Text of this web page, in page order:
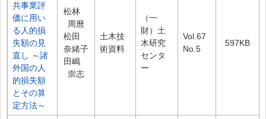
共事業評
価に用い
る人的損
失額の見
直し ～諸
外国の人
的損失額
とその算
定方法～
松林
周麿
松田
奈緒子
田嶋
崇志
土木技
術資料
（一
財）土
木研究
センタ
ー
Vol.67
No.5
597KB